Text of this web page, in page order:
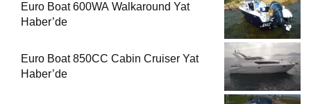
Euro Boat 600WA Walkaround Yat
Haber’de
Euro Boat 850CC Cabin Cruiser Yat
Haber’de